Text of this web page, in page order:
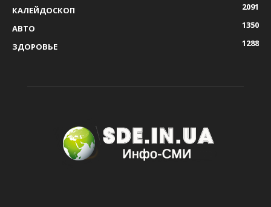
КАЛЕЙДОСКОП
2091
АВТО
1350
ЗДОРОВЬЕ
1288